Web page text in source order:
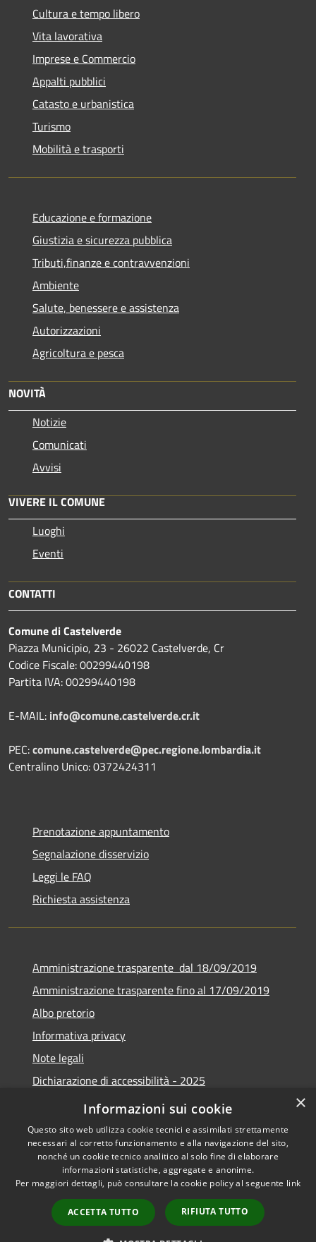
Cultura e tempo libero
Vita lavorativa
Imprese e Commercio
Appalti pubblici
Catasto e urbanistica
Turismo
Mobilità e trasporti
Educazione e formazione
Giustizia e sicurezza pubblica
Tributi,finanze e contravvenzioni
Ambiente
Salute, benessere e assistenza
Autorizzazioni
Agricoltura e pesca
NOVITÀ
Notizie
Comunicati
Avvisi
VIVERE IL COMUNE
Luoghi
Eventi
CONTATTI
Comune di Castelverde
Piazza Municipio, 23 - 26022 Castelverde, Cr
Codice Fiscale: 00299440198
Partita IVA: 00299440198
E-MAIL: info@comune.castelverde.cr.it
PEC:comune.castelverde@pec.regione.lombardia.it
Centralino Unico: 0372424311
Prenotazione appuntamento
Segnalazione disservizio
Leggi le FAQ
Richiesta assistenza
Amministrazione trasparente dal 18/09/2019
Amministrazione trasparente fino al 17/09/2019
Albo pretorio
Informativa privacy
Note legali
Dichiarazione di accessibilità - 2025
Obiettivi di accessibilità - 2025
Accessibilità
Copyright © 2026 • Comune di
Castelverde • Powered by
Municipium•
Accesso
redazione
×
Informazioni sui cookie
Questo sito web utilizza cookie tecnici e assimilati strettamente
necessari al corretto funzionamento e alla navigazione del sito,
nonché un cookie tecnico analitico al solo fine di elaborare
informazioni statistiche, aggregate e anonime.
Per maggiori dettagli, può consultare la cookie policy al seguente link
ACCETTA TUTTO RIFIUTA TUTTO